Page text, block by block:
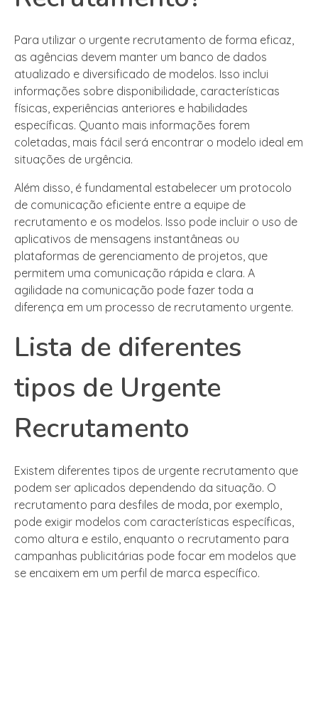
Para utilizar o urgente recrutamento de forma eficaz,
as agências devem manter um banco de dados
atualizado e diversificado de modelos. Isso inclui
informações sobre disponibilidade, características
físicas, experiências anteriores e habilidades
específicas. Quanto mais informações forem
coletadas, mais fácil será encontrar o modelo ideal em
situações de urgência.
Além disso, é fundamental estabelecer um protocolo
de comunicação eficiente entre a equipe de
recrutamento e os modelos. Isso pode incluir o uso de
aplicativos de mensagens instantâneas ou
plataformas de gerenciamento de projetos, que
permitem uma comunicação rápida e clara. A
agilidade na comunicação pode fazer toda a
diferença em um processo de recrutamento urgente.
Lista de diferentes
tipos de Urgente
Recrutamento
Existem diferentes tipos de urgente recrutamento que
podem ser aplicados dependendo da situação. O
recrutamento para desfiles de moda, por exemplo,
pode exigir modelos com características específicas,
como altura e estilo, enquanto o recrutamento para
campanhas publicitárias pode focar em modelos que
se encaixem em um perfil de marca específico.